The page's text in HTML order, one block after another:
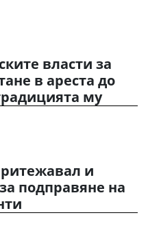
власти за
в ареста до
му
и
подправяне на